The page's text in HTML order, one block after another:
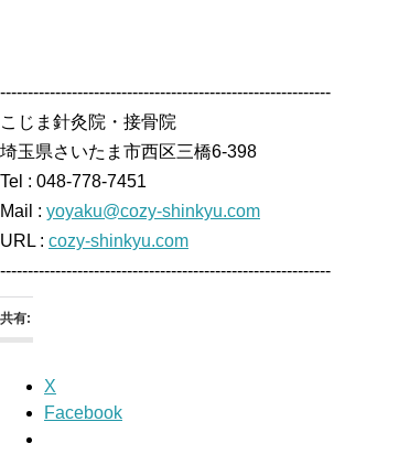
------------------------------------------------------------
こじま針灸院・接骨院
埼玉県さいたま市西区三橋6-398
Tel : 048-778-7451
Mail : yoyaku@cozy-shinkyu.com
URL : cozy-shinkyu.com
------------------------------------------------------------
共有:
X
Facebook